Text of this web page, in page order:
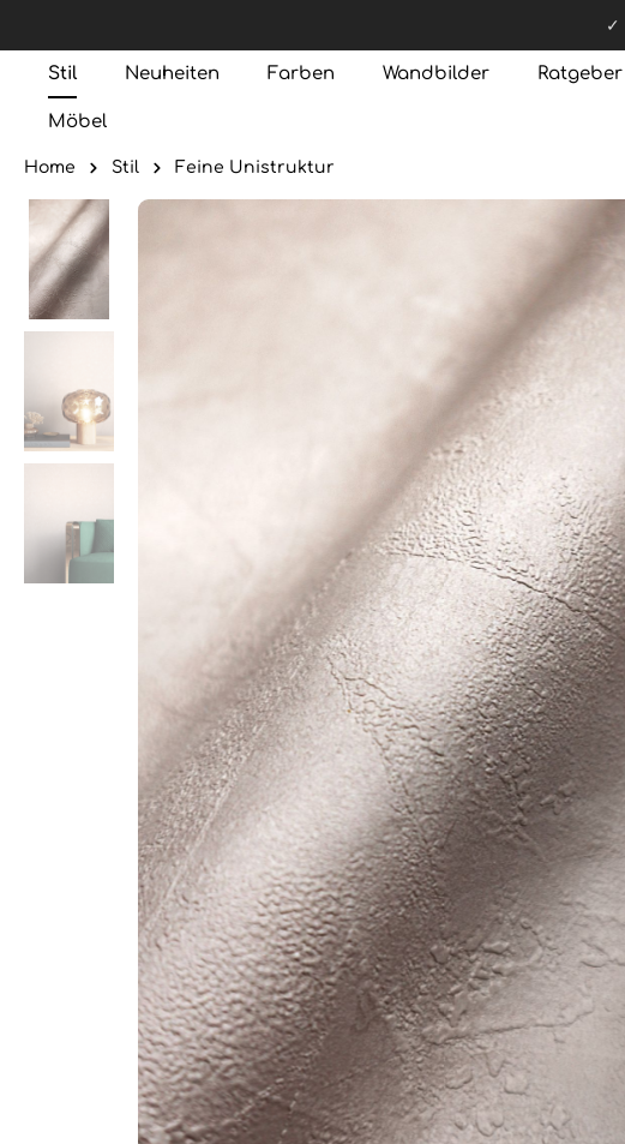
Stil Neuheiten Farben Wandbilder Ratgeber
Möbel
Home Stil Feine Unistruktur